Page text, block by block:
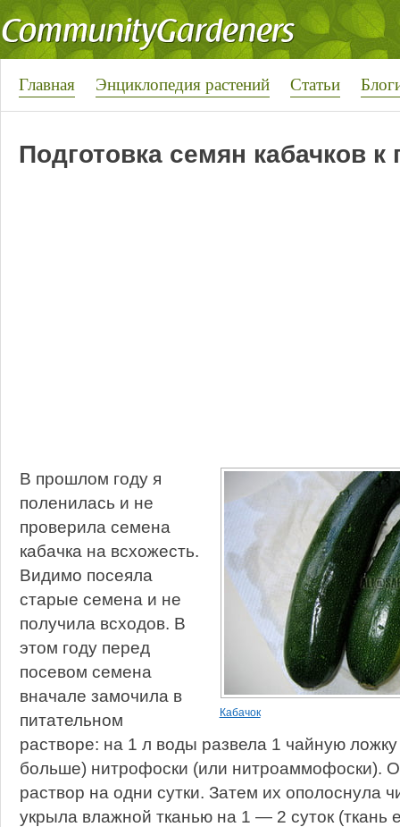
Главная Энциклопедия растений Статьи
Подготовка семян кабачков к
Кабачок
В прошлом году я
поленилась и не
проверила семена
кабачка на всхожесть.
Видимо посеяла
старые семена и не
получила всходов. В
этом году перед
посевом семена
вначале замочила в
питательном
растворе: на 1 л воды развела 1 чайную
больше) нитрофоски (или нитроаммофоски).
раствор на одни сутки. Затем их ополоснула
укрыла влажной тканью на 1 — 2 суток (ткань